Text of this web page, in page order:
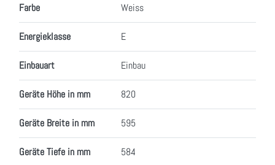
Farbe Weiss
Energieklasse E
Einbauart Einbau
Geräte Höhe in mm 820
Geräte Breite in mm 595
Geräte Tiefe in mm 584